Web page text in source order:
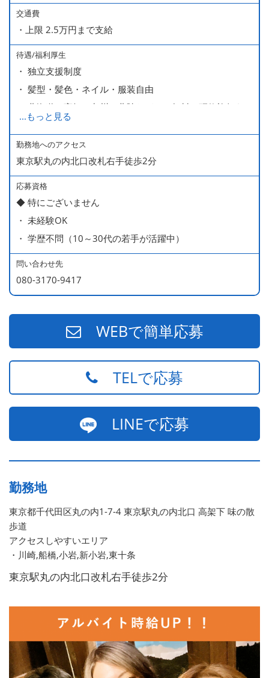
交通費
・上限 2.5万円まで支給
待遇/福利厚生
・ 独立支援制度
・ 髪型・髪色・ネイル・服装自由
・ 北海道や高知、九州、北陸などへの無料の研修旅行あり
ます
・ 無料の美味しい まかない食 あり
...もっと見る
勤務地へのアクセス
東京駅丸の内北口改札右手徒歩2分
応募資格
◆ 特にございません
・ 未経験OK
・ 学歴不問（10～30代の若手が活躍中）
問い合わせ先
080-3170-9417
WEBで簡単応募
TELで応募
LINEで応募
勤務地
東京都千代田区丸の内1-7-4 東京駅丸の内北口 高架下 味の散
歩道
アクセスしやすいエリア
・川崎,船橋,小岩,新小岩,東十条
東京駅丸の内北口改札右手徒歩2分